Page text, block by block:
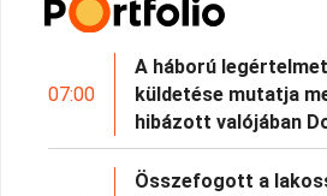
07:00
A háború
küldetése mutatja
hibázott valójában
Összefogott a